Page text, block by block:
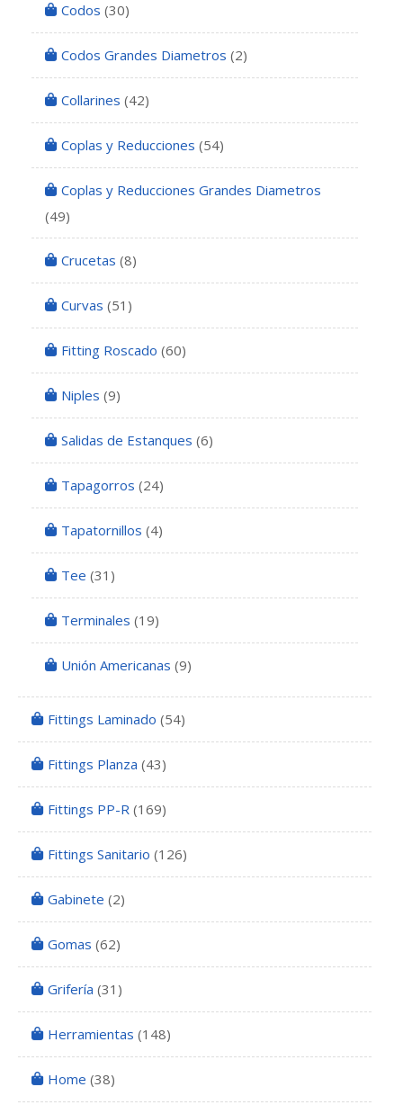
Codos (30)
Codos Grandes Diametros (2)
Collarines (42)
Coplas y Reducciones (54)
Coplas y Reducciones Grandes Diametros
(49)
Crucetas (8)
Curvas (51)
Fitting Roscado (60)
Niples (9)
Salidas de Estanques (6)
Tapagorros (24)
Tapatornillos (4)
Tee (31)
Terminales (19)
Unión Americanas (9)
Fittings Laminado (54)
Fittings Planza (43)
Fittings PP-R (169)
Fittings Sanitario (126)
Gabinete (2)
Gomas (62)
Grifería (31)
Herramientas (148)
Home (38)